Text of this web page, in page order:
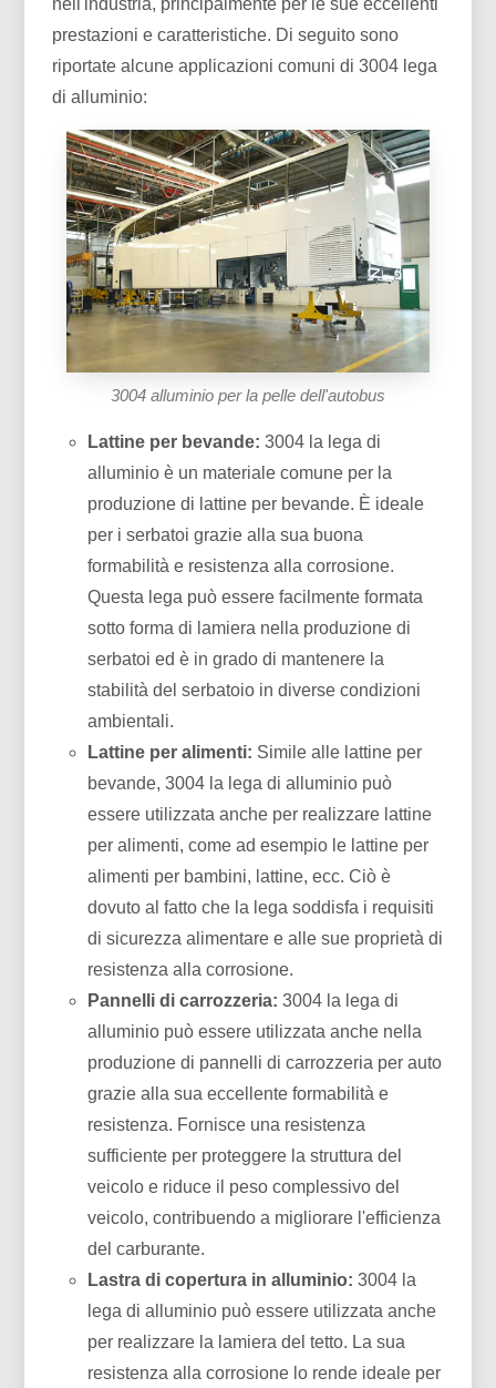
nell'industria, principalmente per le sue eccellenti
prestazioni e caratteristiche. Di seguito sono
riportate alcune applicazioni comuni di 3004 lega
di alluminio:
3004 alluminio per la pelle dell'autobus
Lattine per bevande: 3004 la lega di
alluminio è un materiale comune per la
produzione di lattine per bevande. È ideale
per i serbatoi grazie alla sua buona
formabilità e resistenza alla corrosione.
Questa lega può essere facilmente formata
sotto forma di lamiera nella produzione di
serbatoi ed è in grado di mantenere la
stabilità del serbatoio in diverse condizioni
ambientali.
Lattine per alimenti: Simile alle lattine per
bevande, 3004 la lega di alluminio può
essere utilizzata anche per realizzare lattine
per alimenti, come ad esempio le lattine per
alimenti per bambini, lattine, ecc. Ciò è
dovuto al fatto che la lega soddisfa i requisiti
di sicurezza alimentare e alle sue proprietà di
resistenza alla corrosione.
Pannelli di carrozzeria: 3004 la lega di
alluminio può essere utilizzata anche nella
produzione di pannelli di carrozzeria per auto
grazie alla sua eccellente formabilità e
resistenza. Fornisce una resistenza
sufficiente per proteggere la struttura del
veicolo e riduce il peso complessivo del
veicolo, contribuendo a migliorare l'efficienza
del carburante.
Lastra di copertura in alluminio: 3004 la
lega di alluminio può essere utilizzata anche
per realizzare la lamiera del tetto. La sua
resistenza alla corrosione lo rende ideale per